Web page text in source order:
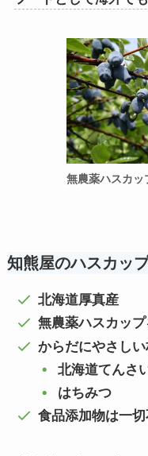
無農薬ハスカッ
知熊屋のハスカッ
北海道厚真産
無農薬ハスカップ
からだにやさし
北海道てんさ
はちみつ
食品添加物は一切